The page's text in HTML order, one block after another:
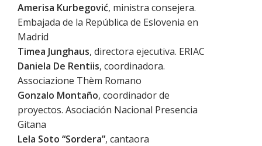
Amerisa Kurbegović, ministra consejera.
Embajada de la República de Eslovenia en
Madrid
Timea Junghaus, directora ejecutiva. ERIAC
Daniela De Rentiis, coordinadora.
Associazione Thèm Romano
Gonzalo Montaño, coordinador de
proyectos. Asociación Nacional Presencia
Gitana
Lela Soto “Sordera”, cantaora